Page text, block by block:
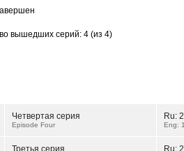
вышедших серий: 4 (из 4)
Четвертая серия
Episode Four
Ru:
Eng: